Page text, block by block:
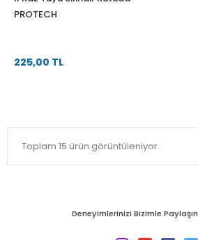
PROTECH
225,00 TL
Toplam 15 ürün görüntüleniyor.
Deneyimlerinizi Bizimle Paylaşın